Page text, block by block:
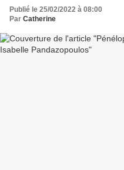
Publié le 25/02/2022 à 08:00
Par Catherine